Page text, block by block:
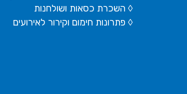
◊ השכרת כסאות ושולחנות
◊ פתרונות חימום וקירור לאירועים